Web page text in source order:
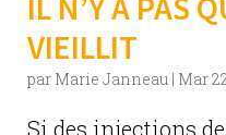
VIEILLIT
par Marie Janneau | Mar
Si des injections